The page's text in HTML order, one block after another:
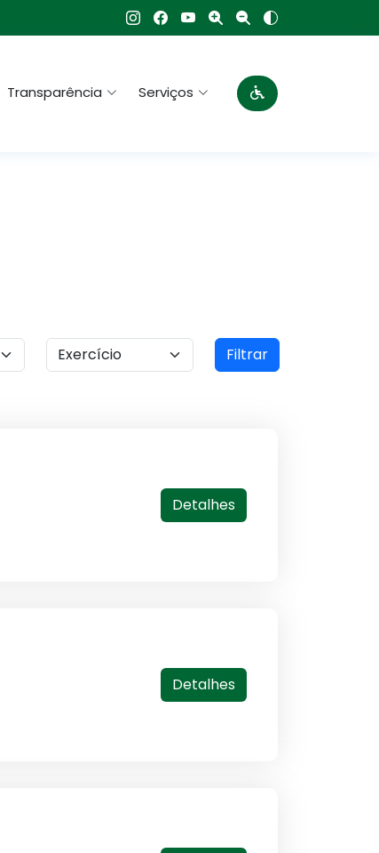
Transparência Serviços
Filtrar
Detalhes
Detalhes